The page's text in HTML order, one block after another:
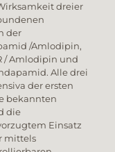
dreier
der
/Amlodipin,
/ Amlodipin und
Alle drei
der ersten
bekannten
die
Einsatz
mittels